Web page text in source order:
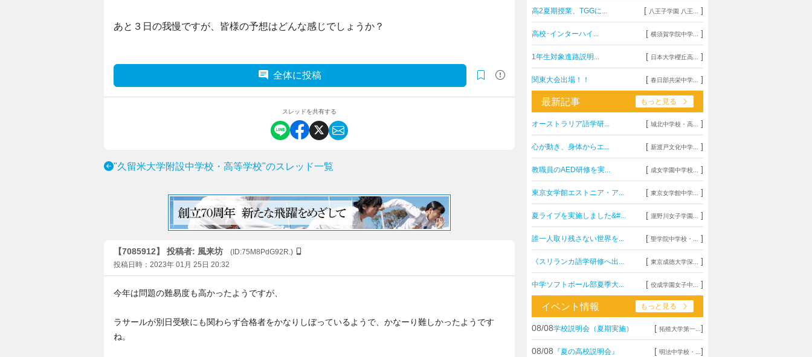
あと３日の我慢ですが、皆様の予想はどんな感じでしょうか？
全体に投稿
スレッドを共有する
"久留米大学附設中学校・高等学校"のスレッド一覧
【7085912】 投稿者: 風来坊
(ID:75M8PdG92R.)
投稿日時：2023年 01月 25日 20:32
今年は問題の難易度も高かったようですが、
ラサールが別日受験にも関わらず合格者をかなりしぼっているようで、かなーり難しかったようです
ね。
高2夏期授業、TGGに... [ 八王子学園 八王... ]
高校･インターハイ... [ 横須賀学院中学... ]
1年生対象進路説明... [ 日本大学櫻丘高... ]
関東大会出場！！ [ 春日部共栄中学... ]
最新記事 もっと見る
オーストラリア語学研... [ 城北中学校・高... ]
心が動き、身体からエ... [ 新渡戸文化中学... ]
教職員のAED研修を実... [ 成女学園中学校... ]
東京女学館エストニア・ア... [ 東京女学館中学... ]
夏ライブを実施しました&#... [ 瀧野川女子学園... ]
誰一人取り残さない世界を... [ 聖学院中学校・... ]
《スリランカ語学研修へ出... [ 東京成徳大学深... ]
中学ソフトボール部夏季大... [ 佼成学園女子中... ]
イベント情報 もっと見る
08/08学校説明会（夏期実施） [ 拓殖大学第一... ]
08/08 『夏の高校説明会』 [ 明法中学校・... ]